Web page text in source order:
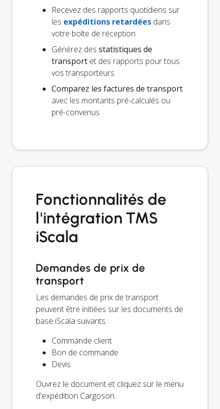
Recevez des rapports quotidiens sur
les expéditions retardées dans
votre boîte de réception
Générez des statistiques de
transport et des rapports pour tous
vos transporteurs
Comparez les factures de transport
avec les montants pré-calculés ou
pré-convenus
Fonctionnalités de
l'intégration TMS
iScala
Demandes de prix de
transport
Les demandes de prix de transport
peuvent être initiées sur les documents de
base iScala suivants :
Commande client
Bon de commande
Devis
Ouvrez le document et cliquez sur le menu
d'expédition Cargoson.